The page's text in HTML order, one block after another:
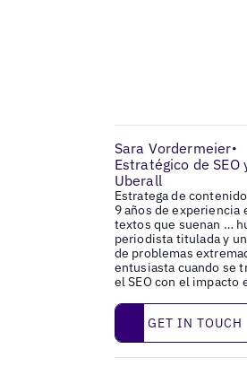
Sara Vordermeier•
Estratégico de SEO
Uberall
Estratega de
9 años de experiencia
textos que suenan …
periodista titulada y
de problemas
entusiasta cuando se
el SEO con el impacto
Get in touch
GET IN TOUCH